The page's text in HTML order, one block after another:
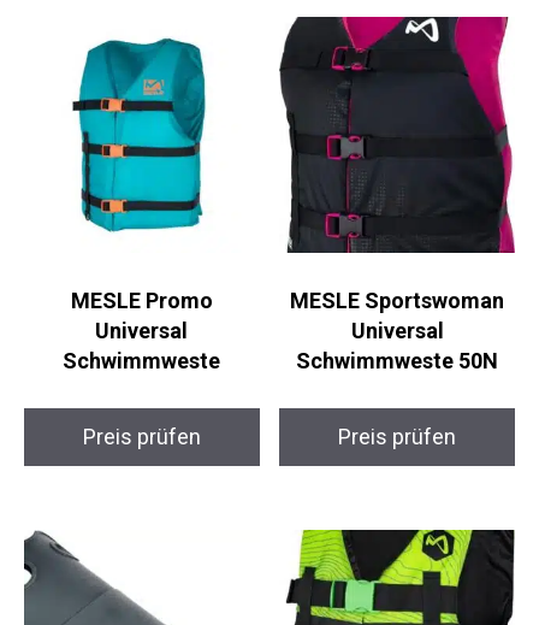
MESLE Promo
Universal
Schwimmweste
Preis prüfen
MESLE Sportswoman
Universal
Schwimmweste 50N
Preis prüfen